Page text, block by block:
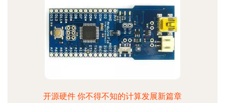
开源硬件 你不得不知的计算发展新篇章